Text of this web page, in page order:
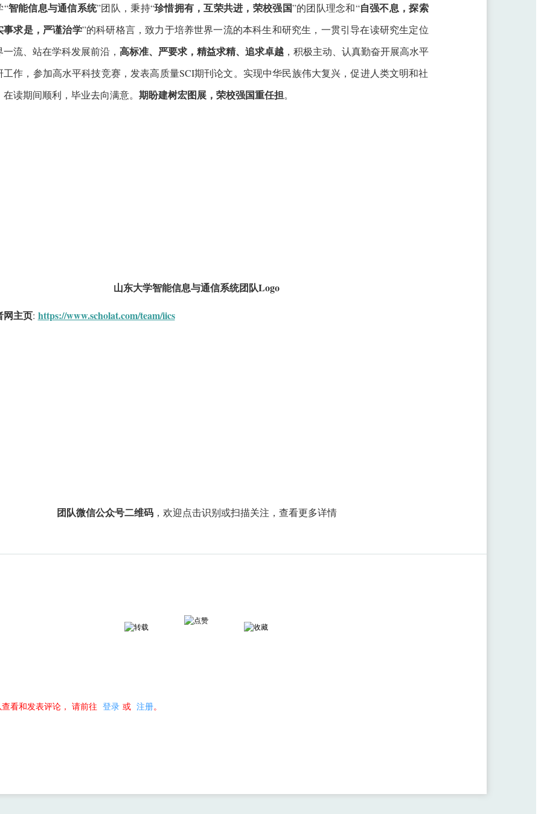
“智能信息与通信系统”团队，秉持“珍惜拥有，互荣共进，荣校强国”的团队理念和“自强不息，探索
事求是，严谨治学”的科研格言，致力于培养世界一流的本科生和研究生，一贯引导在读研究生定位
流、站在学科发展前沿， 高标准、严要求，精益求精、追求卓越，积极主动、认真勤奋开展高水平
工作，参加高水平科技竞赛，发表高质量SCI期刊论文。实现中华民族伟大复兴，促进人类文明和社
读期间顺利，毕业去向满意。 期盼建树宏图展，荣校强国重任担。
山东大学智能信息与通信系统团队Logo
网主页: https://www.scholat.com/team/iics
团队微信公众号二维码，欢迎点击识别或扫描关注，查看更多详情
看和发表评论， 请前往 登录或 注册。